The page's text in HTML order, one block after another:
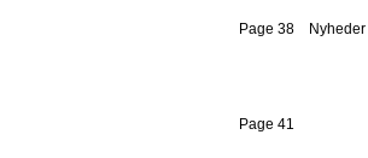
Page 38 Nyheder
Page 41